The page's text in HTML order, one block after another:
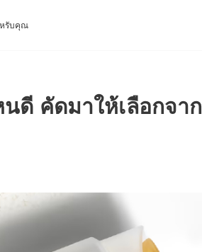
หรับคุณ
ดี คัดมาให้เลือกจาก